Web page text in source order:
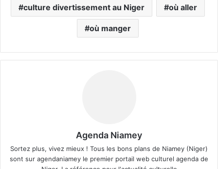
culture divertissement au Niger où aller
où manger
Agenda Niamey
Sortez plus, vivez mieux ! Tous les bons plans de Niamey (Niger)
sont sur agendaniamey le premier portail web culturel agenda de